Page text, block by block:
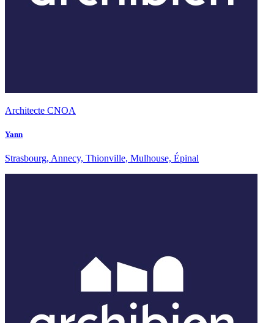
Architecte CNOA
Yann
Strasbourg, Annecy, Thionville, Mulhouse, Épinal